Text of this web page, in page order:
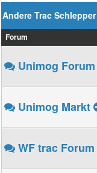
Andere Trac Schlepper
Forum
Unimog Forum
Unimog Markt
WF trac Forum